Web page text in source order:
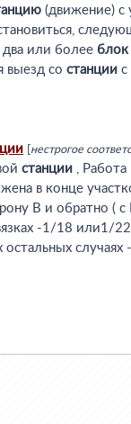
(движение) с
два или более блок
выезд со станции с
нестрогое
станции , Работа
в конце
В и обратно ( с
-1/18 или1/
остальных